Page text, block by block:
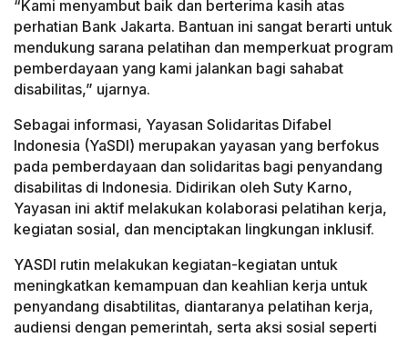
“Kami menyambut baik dan berterima kasih atas
perhatian Bank Jakarta. Bantuan ini sangat berarti untuk
mendukung sarana pelatihan dan memperkuat program
pemberdayaan yang kami jalankan bagi sahabat
disabilitas,” ujarnya.
Sebagai informasi, Yayasan Solidaritas Difabel
Indonesia (YaSDI) merupakan yayasan yang berfokus
pada pemberdayaan dan solidaritas bagi penyandang
disabilitas di Indonesia. Didirikan oleh Suty Karno,
Yayasan ini aktif melakukan kolaborasi pelatihan kerja,
kegiatan sosial, dan menciptakan lingkungan inklusif.
YASDI rutin melakukan kegiatan-kegiatan untuk
meningkatkan kemampuan dan keahlian kerja untuk
penyandang disabtilitas, diantaranya pelatihan kerja,
audiensi dengan pemerintah, serta aksi sosial seperti